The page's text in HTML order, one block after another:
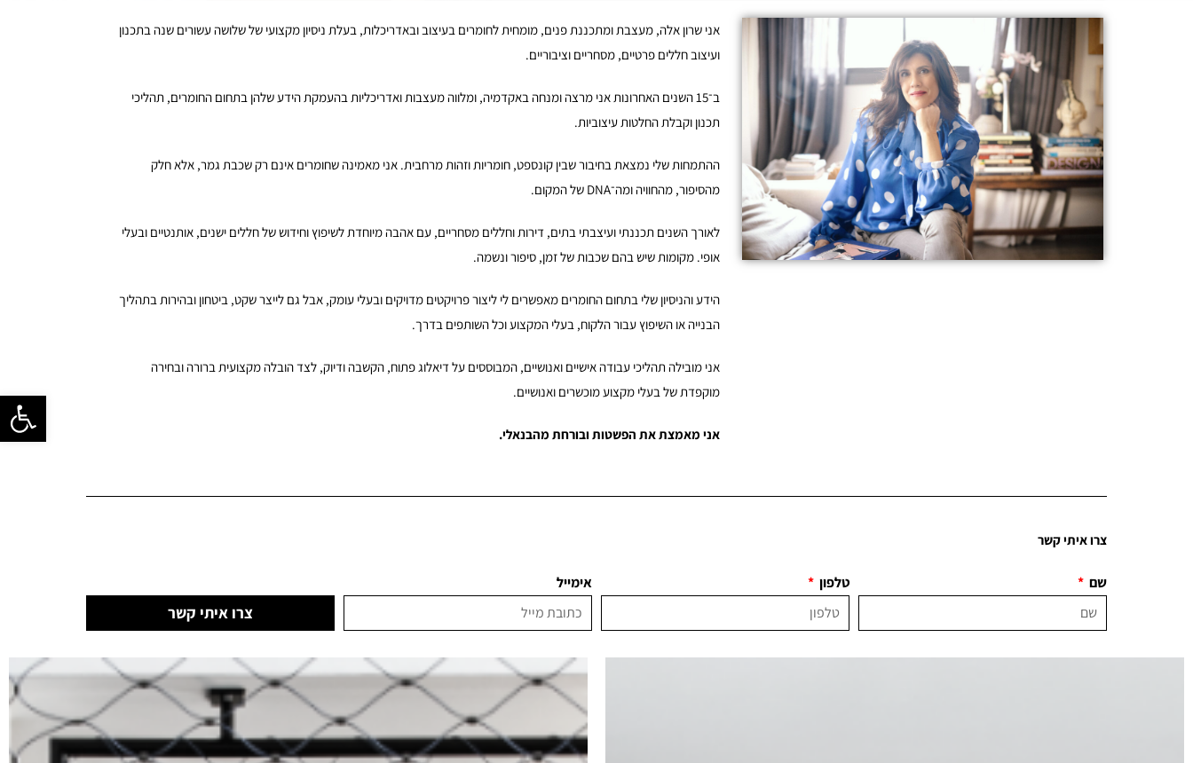
פתח
אני שרון אלה, מעצבת ומתכננת פנים, מומחית לחומרים בעיצוב ובאדריכלות, בעלת ניסיון מקצועי של שלושה עשורים שנה בתכנון
ועיצוב חללים פרטיים, מסחריים וציבוריים.
ב־15 השנים האחרונות אני מרצה ומנחה באקדמיה, ומלווה מעצבות ואדריכליות בהעמקת הידע שלהן בתחום החומרים, תהליכי
תכנון וקבלת החלטות עיצוביות.
ההתמחות שלי נמצאת בחיבור שבין קונספט, חומריות וזהות מרחבית. אני מאמינה שחומרים אינם רק שכבת גמר, אלא חלק
מהסיפור, מהחוויה ומה־DNA של המקום.
לאורך השנים תכננתי ועיצבתי בתים, דירות וחללים מסחריים, עם אהבה מיוחדת לשיפוץ וחידוש של חללים ישנים, אותנטיים ובעלי
אופי. מקומות שיש בהם שכבות של זמן, סיפור ונשמה.
הידע והניסיון שלי בתחום החומרים מאפשרים לי ליצור פרויקטים מדויקים ובעלי עומק, אבל גם לייצר שקט, ביטחון ובהירות בתהליך
הבנייה או השיפוץ עבור הלקוח, בעלי המקצוע וכל השותפים בדרך.
אני מובילה תהליכי עבודה אישיים ואנושיים, המבוססים על דיאלוג פתוח, הקשבה ודיוק, לצד הובלה מקצועית ברורה ובחירה
מוקפדת של בעלי מקצוע מוכשרים ואנושיים.
אני מאמצת את הפשטות ובורחת מהבנאלי.
צרו איתי קשר
שם טלפון אימייל
צרו איתי קשר